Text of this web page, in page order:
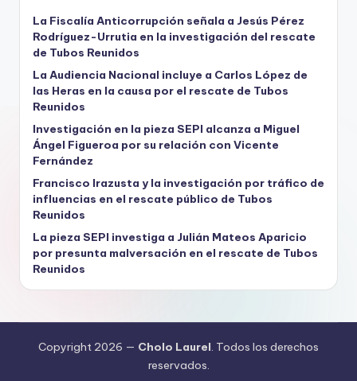
La Fiscalía Anticorrupción señala a Jesús Pérez
Rodríguez-Urrutia en la investigación del rescate
de Tubos Reunidos
La Audiencia Nacional incluye a Carlos López de
las Heras en la causa por el rescate de Tubos
Reunidos
Investigación en la pieza SEPI alcanza a Miguel
Ángel Figueroa por su relación con Vicente
Fernández
Francisco Irazusta y la investigación por tráfico de
influencias en el rescate público de Tubos
Reunidos
La pieza SEPI investiga a Julián Mateos Aparicio
por presunta malversación en el rescate de Tubos
Reunidos
Copyright 2026 — Cholo Laurel. Todos los derechos
reservados.